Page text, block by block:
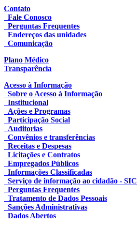
Contato
Fale Conosco
Perguntas Frequentes
Endereços das unidades
Comunicação
Plano Médico
Transparência
Acesso à Informação
Sobre o Acesso à Informação
Institucional
Ações e Programas
Participação Social
Auditorias
Convênios e transferências
Receitas e Despesas
Licitações e Contratos
Empregados Públicos
Informações Classificadas
Serviço de informação ao cidadão - SIC
Perguntas Frequentes
Tratamento de Dados Pessoais
Sanções Administrativas
Dados Abertos